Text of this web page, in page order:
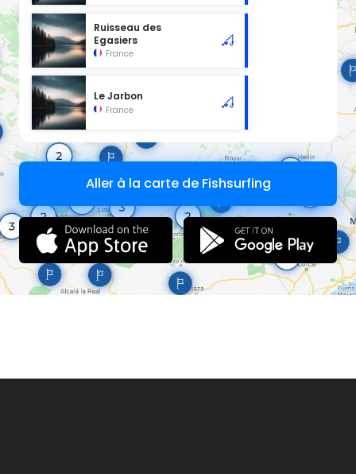
Ruisseau des
Egasiers
France
Le Jarbon
France
Aller à la carte de Fishsurfing